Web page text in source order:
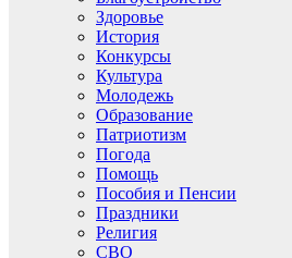
Здоровье
История
Конкурсы
Культура
Молодежь
Образование
Патриотизм
Погода
Помощь
Пособия и Пенсии
Праздники
Религия
СВО